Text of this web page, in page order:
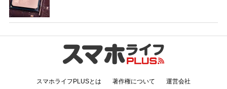
スマホライフPLUSとは 著作権について 運営会社